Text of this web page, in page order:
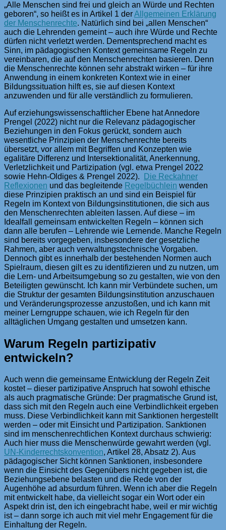
„Alle Menschen sind frei und gleich an Würde und Rechten
geboren“, so heißt es in Artikel 1 derAllgemeinen Erklärung
der Menschenrechte. Natürlich sind bei „allen Menschen“
auch die Lehrenden gemeint – auch ihre Würde und Rechte
dürfen nicht verletzt werden. Dementsprechend macht es
Sinn, im pädagogischen Kontext gemeinsame Regeln zu
vereinbaren, die auf den Menschenrechten basieren. Denn
die Menschenrechte können sehr abstrakt wirken – für ihre
Anwendung in einem konkreten Kontext wie in einer
Bildungssituation hilft es, sie auf diesen Kontext
anzuwenden und für alle verständlich zu formulieren.
Auf erziehungswissenschaftlicher Ebene hat Annedore
Prengel (2022) nicht nur die Relevanz pädagogischer
Beziehungen in den Fokus gerückt, sondern auch
wesentliche Prinzipien der Menschenrechte bereits
übersetzt, vor allem mit Begriffen und Konzepten wie
egalitäre Differenz und Intersektionalität, Anerkennung,
Verletzlichkeit und Partizipation (vgl. etwa Prengel 2022
sowie Hehn-Oldiges & Prengel 2022).
Die Reckahner
Reflexionen und das begleitende Regelbüchlein wenden
diese Prinzipien praktisch an und sind ein Beispiel für
Regeln im Kontext von Bildungsinstitutionen, die sich aus
den Menschenrechten ableiten lassen. Auf diese – im
Idealfall gemeinsam entwickelten Regeln – können sich
dann alle berufen – Lehrende wie Lernende. Manche Regeln
sind bereits vorgegeben, insbesondere der gesetzliche
Rahmen, aber auch verwaltungstechnische Vorgaben.
Dennoch gibt es innerhalb der bestehenden Normen auch
Spielraum, diesen gilt es zu identifizieren und zu nutzen, um
die Lern- und Arbeitsumgebung so zu gestalten, wie von den
Beteiligten gewünscht. Ich kann mir Verbündete suchen, um
die Struktur der gesamten Bildungsinstitution anzuschauen
und Veränderungsprozesse anzustoßen, und ich kann mit
meiner Lerngruppe schauen, wie ich Regeln für den
alltäglichen Umgang gestalten und umsetzen kann.
Warum Regeln partizipativ
entwickeln?
Auch wenn die gemeinsame Entwicklung der Regeln Zeit
kostet – dieser partizipative Anspruch hat sowohl ethische
als auch pragmatische Gründe: Der pragmatische Grund ist,
dass sich mit den Regeln auch eine Verbindlichkeit ergeben
muss. Diese Verbindlichkeit kann mit Sanktionen hergestellt
werden – oder mit Einsicht und Partizipation. Sanktionen
sind im menschenrechtlichen Kontext durchaus schwierig:
Auch hier muss die Menschenwürde gewahrt werden (vgl.
UN-Kinderrechtskonvention, Artikel 28, Absatz 2). Aus
pädagogischer Sicht können Sanktionen, insbesondere
wenn die Einsicht des Gegenübers nicht gegeben ist, die
Beziehungsebene belasten und die Rede von der
Augenhöhe ad absurdum führen. Wenn ich aber die Regeln
mit entwickelt habe, da vielleicht sogar ein Wort oder ein
Aspekt drin ist, den ich eingebracht habe, weil er mir wichtig
ist – dann sorge ich auch mit viel mehr Engagement für die
Einhaltung der Regeln.